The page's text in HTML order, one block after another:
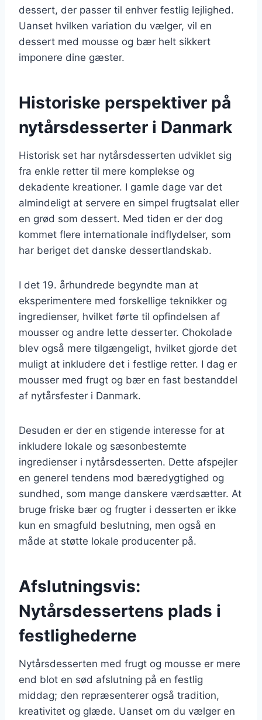
dessert, der passer til enhver festlig lejlighed.
Uanset hvilken variation du vælger, vil en
dessert med mousse og bær helt sikkert
imponere dine gæster.
Historiske perspektiver på
nytårsdesserter i Danmark
Historisk set har nytårsdesserten udviklet sig
fra enkle retter til mere komplekse og
dekadente kreationer. I gamle dage var det
almindeligt at servere en simpel frugtsalat eller
en grød som dessert. Med tiden er der dog
kommet flere internationale indflydelser, som
har beriget det danske dessertlandskab.
I det 19. århundrede begyndte man at
eksperimentere med forskellige teknikker og
ingredienser, hvilket førte til opfindelsen af
mousser og andre lette desserter. Chokolade
blev også mere tilgængeligt, hvilket gjorde det
muligt at inkludere det i festlige retter. I dag er
mousser med frugt og bær en fast bestanddel
af nytårsfester i Danmark.
Desuden er der en stigende interesse for at
inkludere lokale og sæsonbestemte
ingredienser i nytårsdesserten. Dette afspejler
en generel tendens mod bæredygtighed og
sundhed, som mange danskere værdsætter. At
bruge friske bær og frugter i desserten er ikke
kun en smagfuld beslutning, men også en
måde at støtte lokale producenter på.
Afslutningsvis:
Nytårsdessertens plads i
festlighederne
Nytårsdesserten med frugt og mousse er mere
end blot en sød afslutning på en festlig
middag; den repræsenterer også tradition,
kreativitet og glæde. Uanset om du vælger en